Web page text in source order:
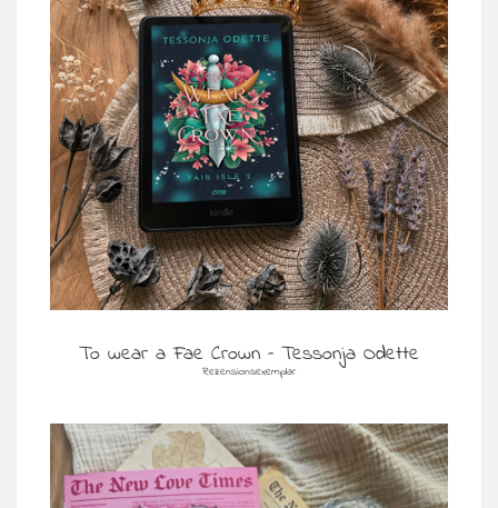
To wear a Fae Crown – Tessonja Odette
Rezensionsexemplar